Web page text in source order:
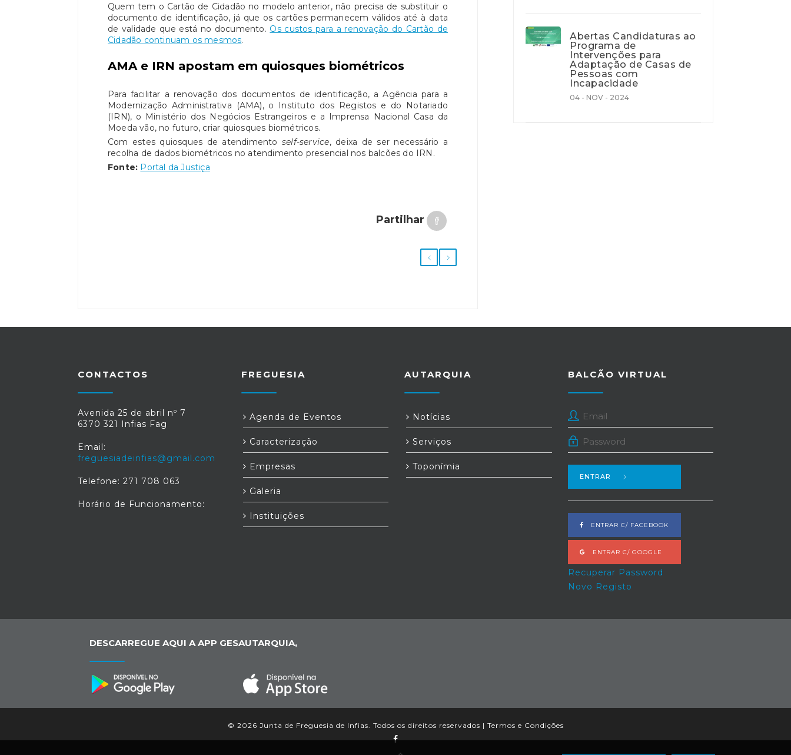
Quem tem o Cartão de Cidadão no modelo anterior, não precisa de substituir o
documento de identificação, já que os cartões permanecem válidos até à data
de validade que está no documento. Os custos para a renovação do Cartão de
Cidadão continuam os mesmos.
AMA e IRN apostam em quiosques biométricos
Para facilitar a renovação dos documentos de identificação, a Agência para a
Modernização Administrativa (AMA), o Instituto dos Registos e do Notariado
(IRN), o Ministério dos Negócios Estrangeiros e a Imprensa Nacional Casa da
Moeda vão, no futuro, criar quiosques biométricos.
Com estes quiosques de atendimentoself-service, deixa de ser necessário a
recolha de dados biométricos no atendimento presencial nos balcões do IRN.
Fonte: Portal da Justiça
Partilhar
Abertas Candidaturas ao
Programa de
Intervenções para
Adaptação de Casas de
Pessoas com
Incapacidade
04 - NOV - 2024
CONTACTOS
Avenida 25 de abril nº 7
6370 321 Infias Fag
Email:
freguesiadeinfias@gmail.com
Telefone: 271 708 063
Horário de Funcionamento:
FREGUESIA
Agenda de Eventos
Caracterização
Empresas
Galeria
Instituições
AUTARQUIA
Notícias
Serviços
Toponímia
BALCÃO VIRTUAL
ENTRAR
ENTRAR C/ FACEBOOK
ENTRAR C/ GOOGLE
Recuperar Password
Novo Registo
DESCARREGUE AQUI A APP GESAUTARQUIA,
© 2026 Junta de Freguesia de Infias. Todos os direitos reservados | Termos e Condições